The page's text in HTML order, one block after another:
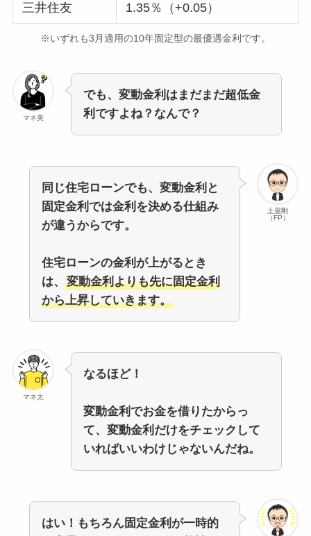
三井住友 1.35％（+0.05）
※いずれも3月適用の10年固定型の最優遇金利です。
マネ美
でも、変動金利はまだまだ超低金
利ですよね？なんで？
土屋剛
（FP）
同じ住宅ローンでも、変動金利と
固定金利では金利を決める仕組み
が違うからです。
住宅ローンの金利が上がるとき
は、
変動金利よりも先に固定金利
から上昇していきます。
マネ太
なるほど！
変動金利でお金を借りたからっ
て、変動金利だけをチェックして
いればいいわけじゃないんだね。
はい！もちろん固定金利が一時的